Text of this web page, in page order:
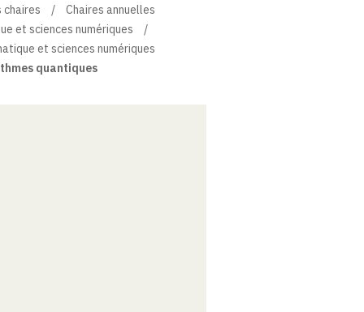
chaires
Chaires annuelles
et sciences numériques
et sciences numériques
quantiques